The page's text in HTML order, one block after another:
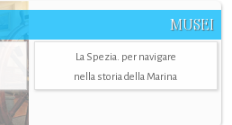
MUSEI
La Spezia. per navigare
nella storia della Marina